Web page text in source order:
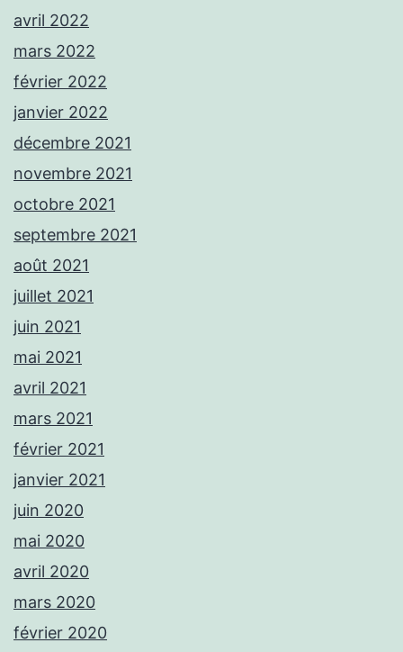
avril 2022
mars 2022
février 2022
janvier 2022
décembre 2021
novembre 2021
octobre 2021
septembre 2021
août 2021
juillet 2021
juin 2021
mai 2021
avril 2021
mars 2021
février 2021
janvier 2021
juin 2020
mai 2020
avril 2020
mars 2020
février 2020